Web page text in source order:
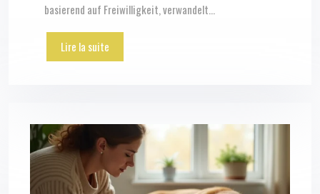
basierend auf Freiwilligkeit, verwandelt…
Lire la suite